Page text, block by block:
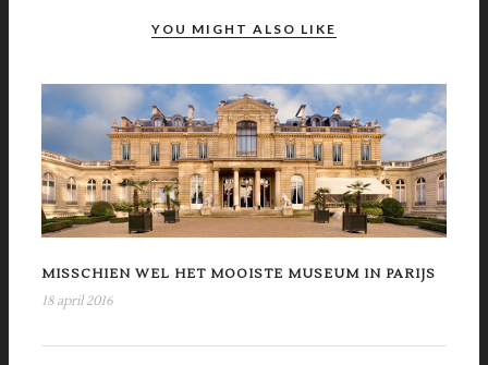
YOU MIGHT ALSO LIKE
MISSCHIEN WEL HET MOOISTE MUSEUM IN PARIJS
18 april 2016